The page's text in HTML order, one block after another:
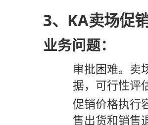
3、KA卖场促
业务问题：
审批困难。卖
据，可行性评
促销价格执行
售出货和销售